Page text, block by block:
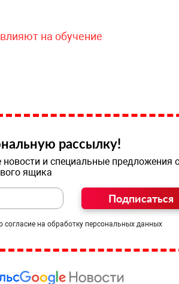
на обучение
рассылку!
и специальные предложения
ящика
Подписаться
согласие на обработку персональных данных